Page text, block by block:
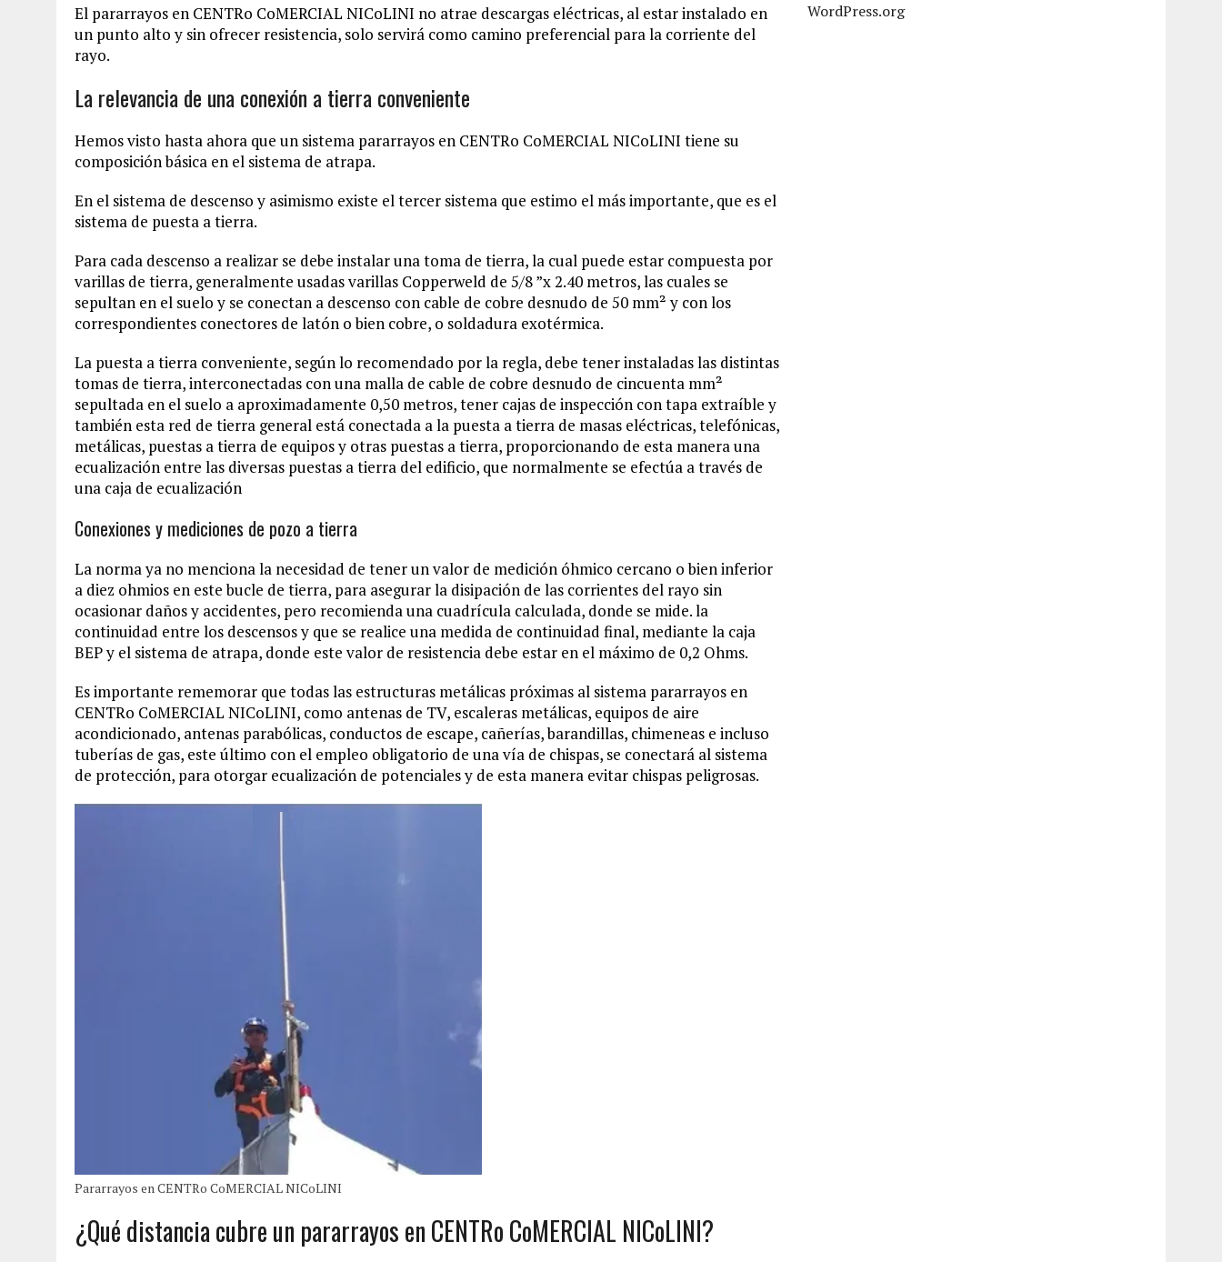
El pararrayos en CENTRo CoMERCIAL NICoLINI no atrae descargas eléctricas, al estar instalado en
un punto alto y sin ofrecer resistencia, solo servirá como camino preferencial para la corriente del
rayo.
La relevancia de una conexión a tierra conveniente
Hemos visto hasta ahora que un sistema pararrayos en CENTRo CoMERCIAL NICoLINI tiene su
composición básica en el sistema de atrapa.
En el sistema de descenso y asimismo existe el tercer sistema que estimo el más importante, que es el
sistema de puesta a tierra.
Para cada descenso a realizar se debe instalar una toma de tierra, la cual puede estar compuesta por
varillas de tierra, generalmente usadas varillas Copperweld de 5/8 ”x 2.40 metros, las cuales se
sepultan en el suelo y se conectan a descenso con cable de cobre desnudo de 50 mm² y con los
correspondientes conectores de latón o bien cobre, o soldadura exotérmica.
La puesta a tierra conveniente, según lo recomendado por la regla, debe tener instaladas las distintas
tomas de tierra, interconectadas con una malla de cable de cobre desnudo de cincuenta mm²
sepultada en el suelo a aproximadamente 0,50 metros, tener cajas de inspección con tapa extraíble y
también esta red de tierra general está conectada a la puesta a tierra de masas eléctricas, telefónicas,
metálicas, puestas a tierra de equipos y otras puestas a tierra, proporcionando de esta manera una
ecualización entre las diversas puestas a tierra del edificio, que normalmente se efectúa a través de
una caja de ecualización
Conexiones y mediciones de pozo a tierra
La norma ya no menciona la necesidad de tener un valor de medición óhmico cercano o bien inferior
a diez ohmios en este bucle de tierra, para asegurar la disipación de las corrientes del rayo sin
ocasionar daños y accidentes, pero recomienda una cuadrícula calculada, donde se mide. la
continuidad entre los descensos y que se realice una medida de continuidad final, mediante la caja
BEP y el sistema de atrapa, donde este valor de resistencia debe estar en el máximo de 0,2 Ohms.
Es importante rememorar que todas las estructuras metálicas próximas al sistema pararrayos en
CENTRo CoMERCIAL NICoLINI, como antenas de TV, escaleras metálicas, equipos de aire
acondicionado, antenas parabólicas, conductos de escape, cañerías, barandillas, chimeneas e incluso
tuberías de gas, este último con el empleo obligatorio de una vía de chispas, se conectará al sistema
de protección, para otorgar ecualización de potenciales y de esta manera evitar chispas peligrosas.
Pararrayos en CENTRo CoMERCIAL NICoLINI
¿Qué distancia cubre un pararrayos en CENTRo CoMERCIAL NICoLINI?
WordPress.org